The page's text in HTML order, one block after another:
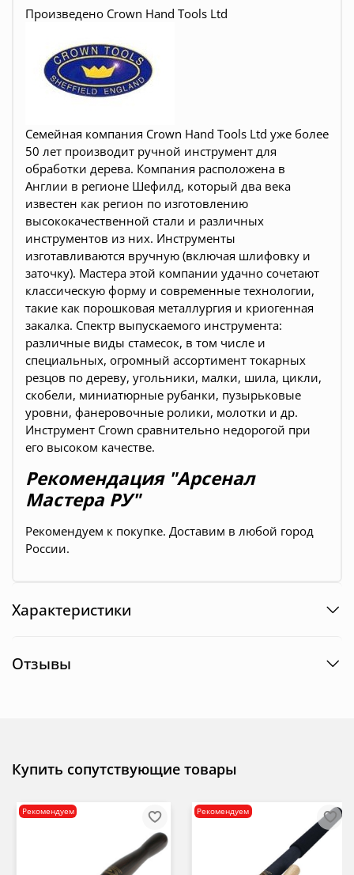
Произведено Crown Hand Tools Ltd
Семейная компания Crown Hand Tools Ltd уже более
50 лет производит ручной инструмент для
обработки дерева. Компания расположена в
Англии в регионе Шефилд, который два века
известен как регион по изготовлению
высококачественной стали и различных
инструментов из них. Инструменты
изготавливаются вручную (включая шлифовку и
заточку). Мастера этой компании удачно сочетают
классическую форму и современные технологии,
такие как порошковая металлургия и криогенная
закалка. Спектр выпускаемого инструмента:
различные виды стамесок, в том числе и
специальных, огромный ассортимент токарных
резцов по дереву, угольники, малки, шила, цикли,
скобели, миниатюрные рубанки, пузырьковые
уровни, фанеровочные ролики, молотки и др.
Инструмент Crown сравнительно недорогой при
его высоком качестве.
Рекомендация "Арсенал
Мастера РУ"
Рекомендуем к покупке. Доставим в любой город
России.
Характеристики
Отзывы
Купить сопутствующие товары
Рекомендуем Рекомендуем